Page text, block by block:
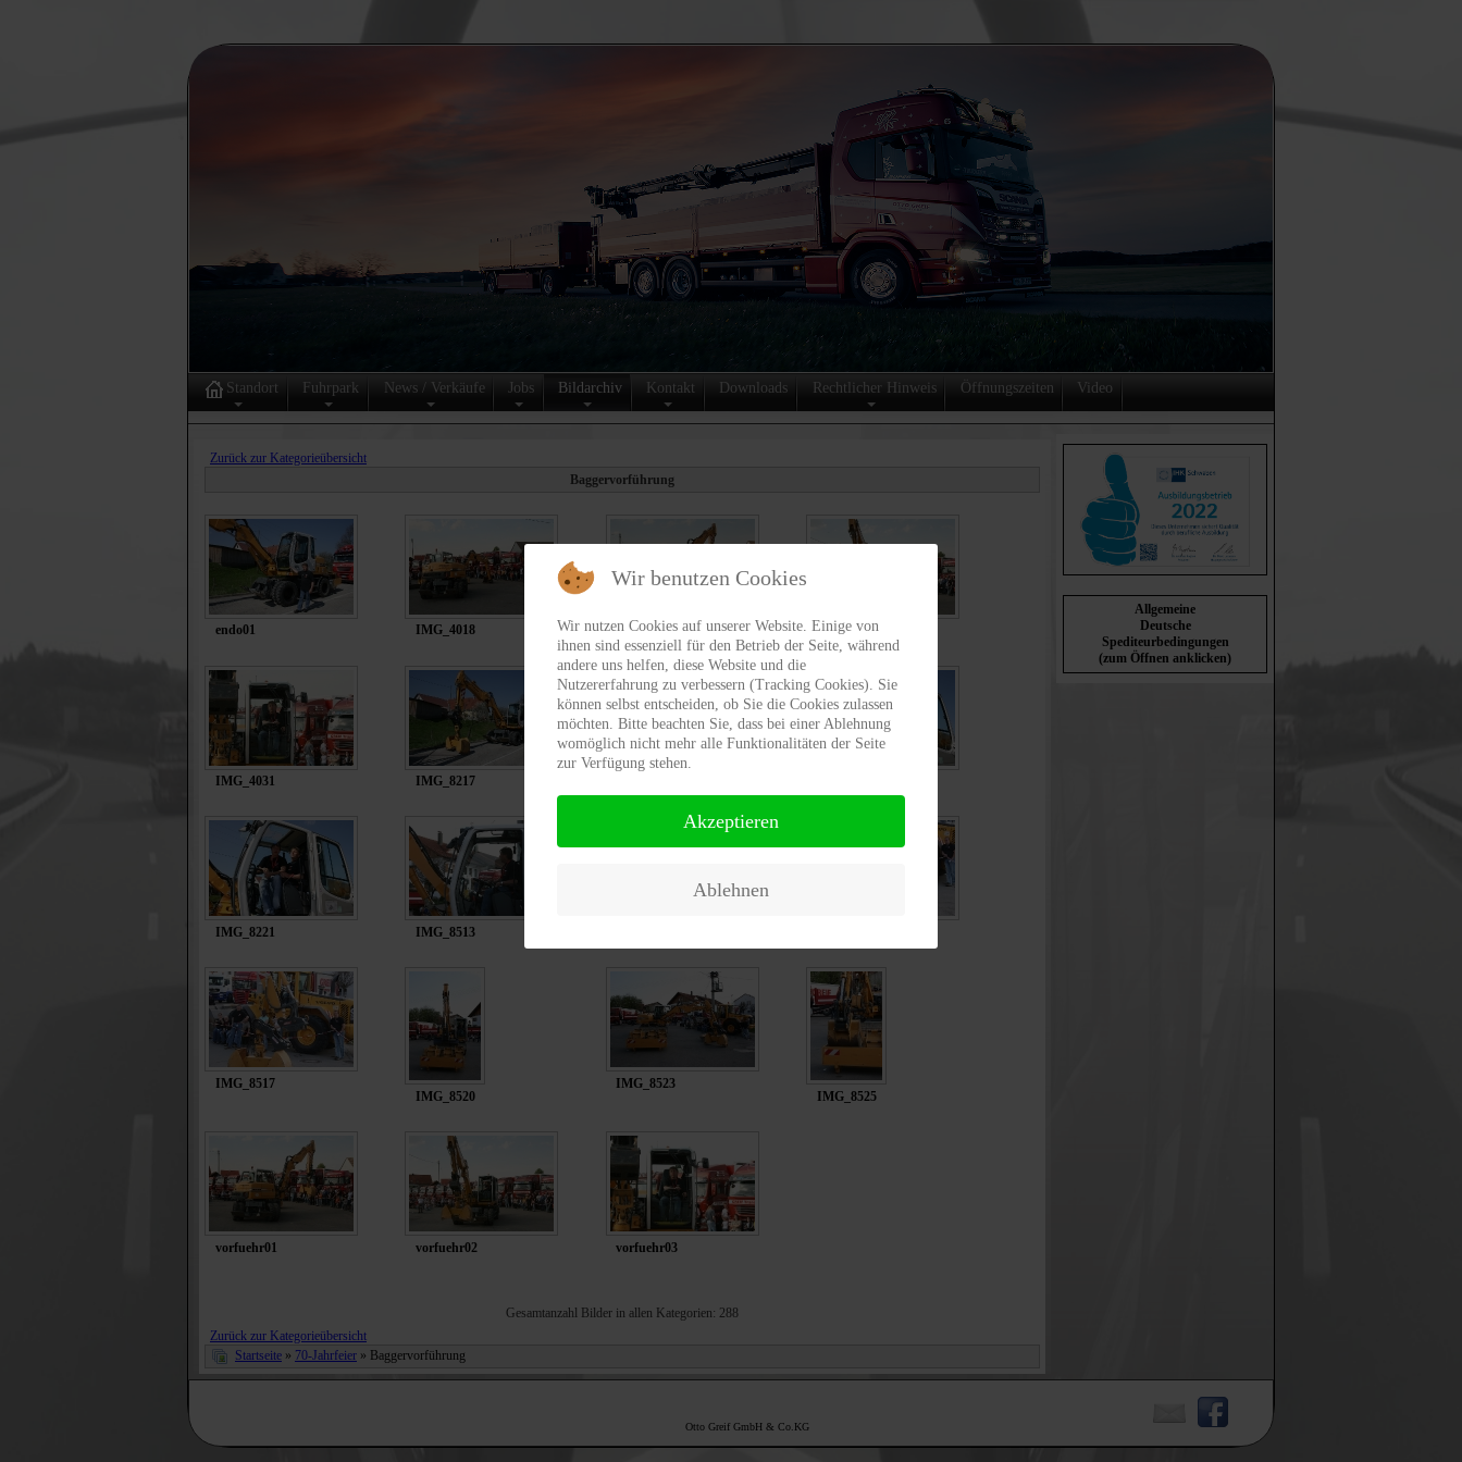
Standort Fuhrpark News / Verkäufe Jobs Bildarchiv Kontakt Downloads Rechtlicher Hinweis Öffnungszeiten Video
Zurück zur Kategorieübersicht
Baggervorführung
endo01 IMG_4018 IMG_4029 IMG_4030
IMG_4031 IMG_8217
IMG_8221 IMG_8513
IMG_8517
IMG_8520
IMG_8523
IMG_8525
vorfuehr01 vorfuehr02 vorfuehr03
Gesamtanzahl Bilder in allen Kategorien: 288
Zurück zur Kategorieübersicht
Startseite » 70-Jahrfeier » Baggervorführung
Allgemeine
Deutsche
Spediteurbedingungen
(zum Öffnen anklicken)
Otto Greif GmbH & Co.KG
Wir benutzen Cookies
Wir nutzen Cookies auf unserer Website. Einige von
ihnen sind essenziell für den Betrieb der Seite, während
andere uns helfen, diese Website und die
Nutzererfahrung zu verbessern (Tracking Cookies). Sie
können selbst entscheiden, ob Sie die Cookies zulassen
möchten. Bitte beachten Sie, dass bei einer Ablehnung
womöglich nicht mehr alle Funktionalitäten der Seite
zur Verfügung stehen.
Akzeptieren
Ablehnen